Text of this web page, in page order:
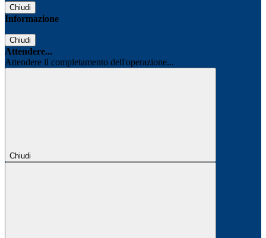
Chiudi
Informazione
Chiudi
Attendere...
Attendere il completamento dell'operazione...
Chiudi